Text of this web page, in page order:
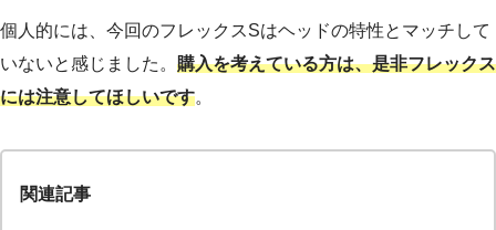
個人的には、今回のフレックスSはヘッドの特性とマッチして
いないと感じました。 購入を考えている方は、是非フレックス
には注意してほしいです。
関連記事